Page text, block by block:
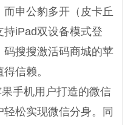
申公豹多开（皮卡丘
持iPad双设备模式登
搜搜激活码商城的苹
信赖。
手机用户打造的微信
松实现微信分身。同